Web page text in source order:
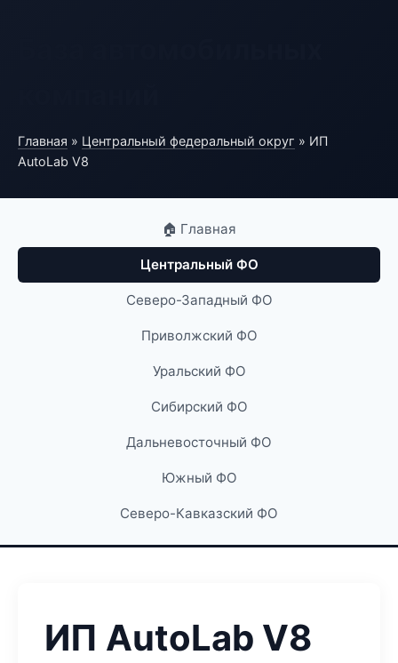
Главная » Центральный федеральный округ » ИП
AutoLab V8
🏠 Главная
Центральный ФО
Северо-Западный ФО
Приволжский ФО
Уральский ФО
Сибирский ФО
Дальневосточный ФО
Южный ФО
Северо-Кавказский ФО
ИП AutoLab V8